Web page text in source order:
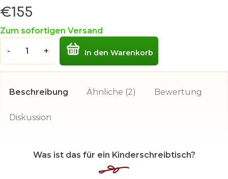
€155
Zum sofortigen Versand
In den Warenkorb
Beschreibung Ähnliche (2) Bewertung
Diskussion
Was ist das für ein Kinderschreibtisch?